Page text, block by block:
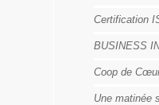
Certification
BUSINESS
Coop de
Une matinée